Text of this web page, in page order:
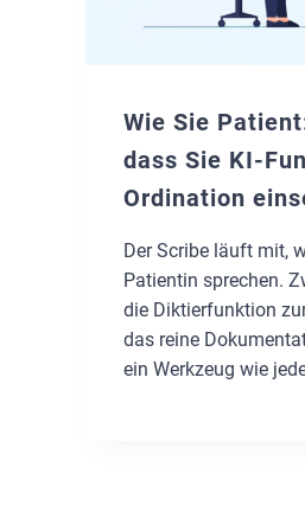
Wie Sie
dass Sie KI-
Ordination
Der Scribe läuft mit,
Patientin sprechen.
die Diktierfunktion
das reine
ein Werkzeug wie